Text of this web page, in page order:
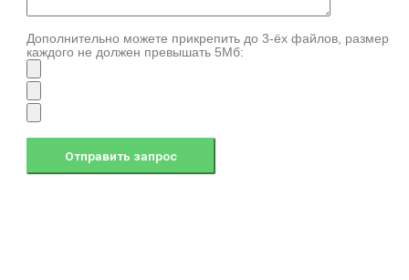
Дополнительно можете прикрепить до 3-ёх файлов, размер
каждого не должен превышать 5Мб: